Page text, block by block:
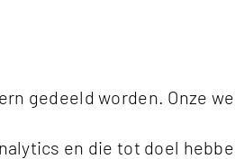
gedeeld worden. Onze
en die tot doel